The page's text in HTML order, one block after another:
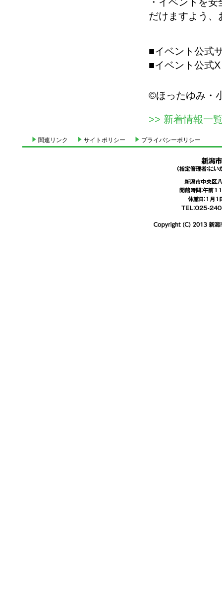
だけますよう、
■イベント公式
■イベント公式
©ほったゆみ・
>> 新着情報一
関連リンク サイトポリシー プライバシーポリシー